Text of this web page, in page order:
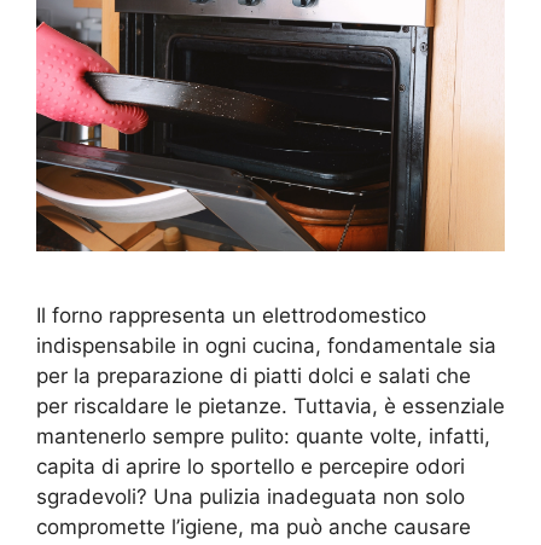
Il forno rappresenta un elettrodomestico
indispensabile in ogni cucina, fondamentale sia
per la preparazione di piatti dolci e salati che
per riscaldare le pietanze. Tuttavia, è essenziale
mantenerlo sempre pulito: quante volte, infatti,
capita di aprire lo sportello e percepire odori
sgradevoli? Una pulizia inadeguata non solo
compromette l’igiene, ma può anche causare